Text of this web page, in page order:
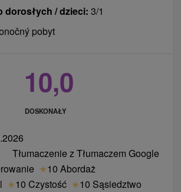
dorosłych / dzieci: 3/1
pobyt
10,0
DOSKONAŁY
Tłumaczenie z Tłumaczem Google
★10 Abordaż
★10 Czystość ★10 Sąsiedztwo